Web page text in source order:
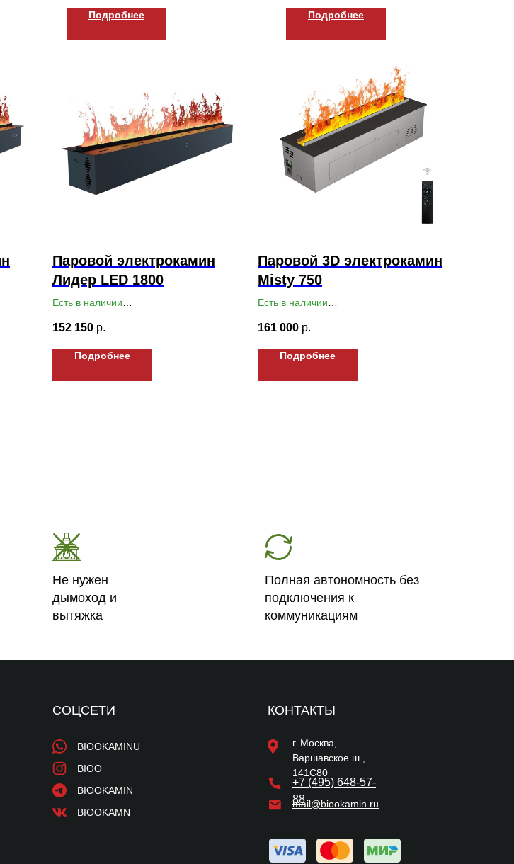
Подробнее Подробнее
Паровой электрокамин
Лидер LED 1800
Есть в наличии
152 150 р.
Подробнее
Паровой 3D электрокамин
Misty 750
Есть в наличии
161 000 р.
Подробнее
Не нужен
дымоход и
вытяжка
Полная автономность без
подключения к
коммуникациям
КОНТАКТЫ
+7 (495) 648-57-
88
г. Москва,
Варшавское ш.,
141С80
mail@biookamin.ru
СОЦСЕТИ
BIOO
BIOOKAMINU
BIOOKAMIN
BIOOKAMN